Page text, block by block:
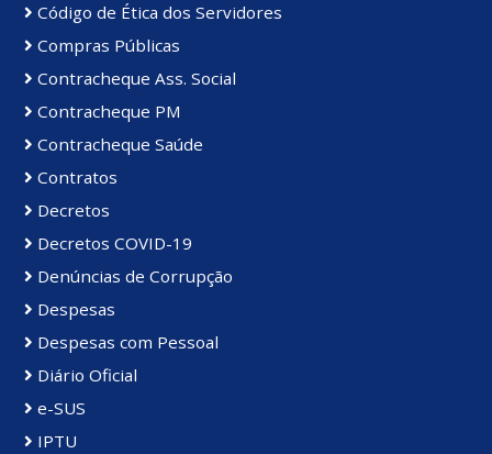
Código de Ética dos Servidores
Compras Públicas
Contracheque Ass. Social
Contracheque PM
Contracheque Saúde
Contratos
Decretos
Decretos COVID-19
Denúncias de Corrupção
Despesas
Despesas com Pessoal
Diário Oficial
e-SUS
IPTU